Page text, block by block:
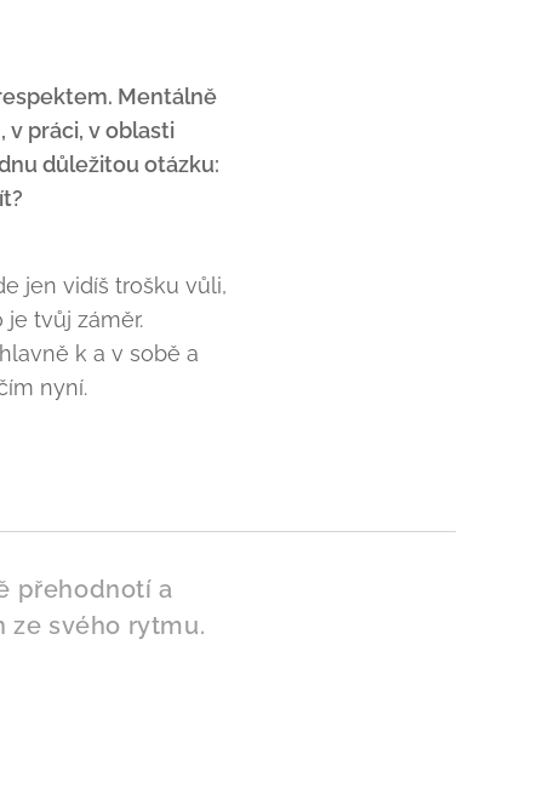
Mentálně
v práci, v oblasti
důležitou otázku:
jen vidíš trošku vůli,
tvůj záměr.
k a v sobě a
nyní.
přehodnotí a
ze svého rytmu.